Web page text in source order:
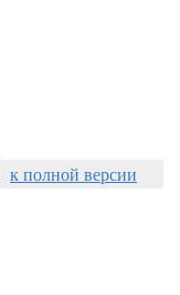
к полной версии